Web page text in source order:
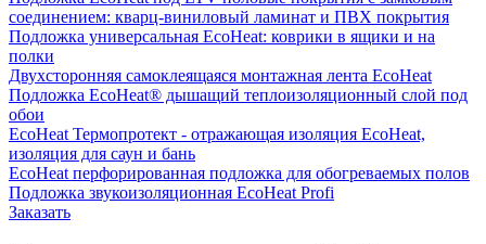
соединением: кварц-виниловый ламинат и ПВХ покрытия
Подложка универсальная EcoHeat: коврики в ящики и на
полки
Двухсторонняя самоклеящаяся монтажная лента EcoHeat
Подложка EcoHeat® дышащий теплоизоляционный слой под
обои
EcoHeat Термопротект - отражающая изоляция EcoHeat,
изоляция для саун и бань
EcoHeat перфорированная подложка для обогреваемых полов
Подложка звукоизоляционная EcoHeat Profi
Заказать